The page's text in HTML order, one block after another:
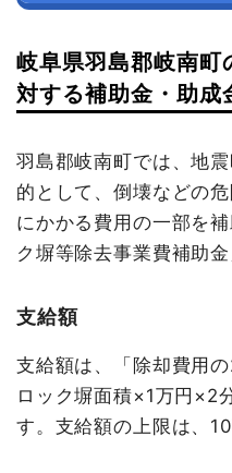
岐阜県羽島郡岐南町
対する補助金・助成
羽島郡岐南町では、地
的として、倒壊などの
にかかる費用の一部を
ク塀等除去事業費補助
支給額
支給額は、「除却費用
ロック塀面積×1万円×2
す。支給額の上限は、10